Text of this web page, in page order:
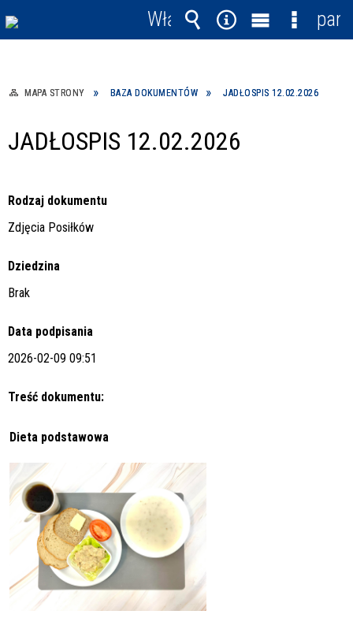
MAPA STRONY BAZA DOKUMENTÓW JADŁOSPIS 12.02.2026
JADŁOSPIS 12.02.2026
Rodzaj dokumentu
Zdjęcia Posiłków
Dziedzina
Brak
Data podpisania
2026-02-09 09:51
Treść dokumentu:
Dieta podstawowa
Włącz
powiadomienia
Wyszukiwarka
Narzędzia
MenuMenu